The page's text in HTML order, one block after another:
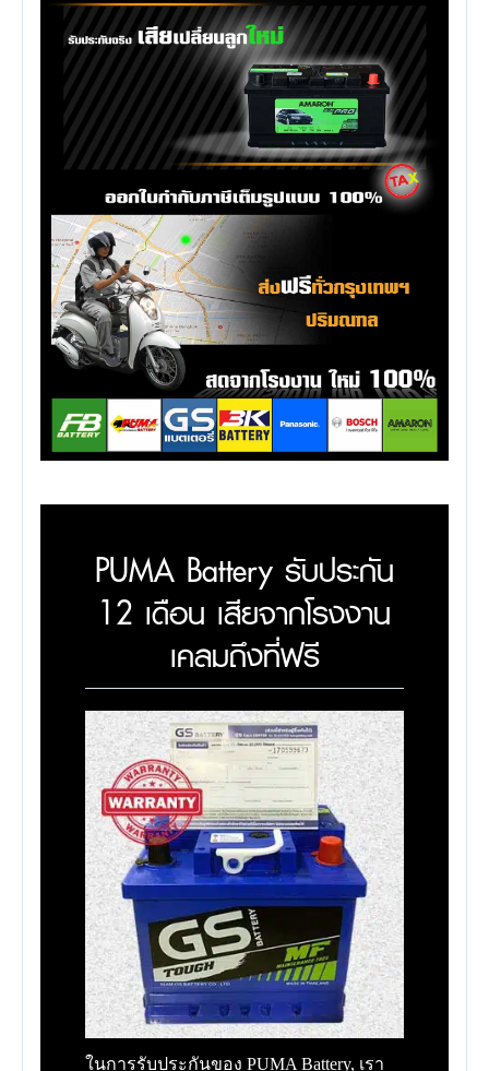
PUMA Battery รับประกัน
12 เดือน เสียจากโรงงาน
เคลมถึงที่ฟรี
ในการรับประกันของ PUMA Battery, เรา